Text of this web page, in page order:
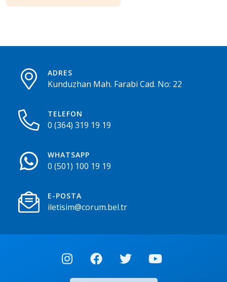
ADRES
Kunduzhan Mah. Farabi Cad. No: 22
TELEFON
0 (364) 319 19 19
WHATSAPP
0 (501) 100 19 19
E-POSTA
iletisim@corum.bel.tr